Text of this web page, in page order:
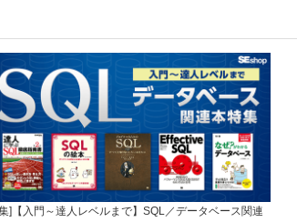
]【入門～達人レベルまで】SQL／データベース関連